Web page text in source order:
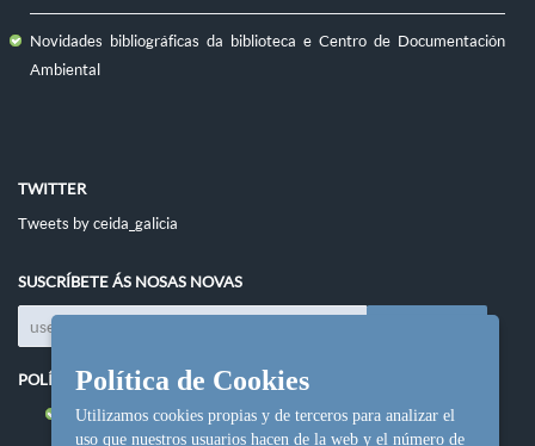
Novidades bibliográficas da biblioteca e Centro de Documentación
Ambiental
TWITTER
Tweets by ceida_galicia
SUSCRÍBETE ÁS NOSAS NOVAS
POLÍTICAS DO SITIO
Política de cookies
Política de Cookies
Utilizamos cookies propias y de terceros para analizar el
uso que nuestros usuarios hacen de la web y el número de